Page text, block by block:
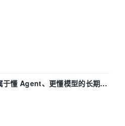
懂 Agent、更懂模型的长期深